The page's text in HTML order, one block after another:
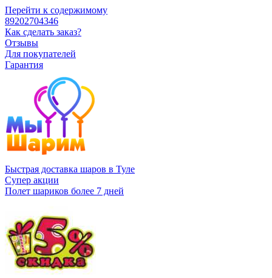
Перейти к содержимому
89202704346
Как сделать заказ?
Отзывы
Для покупателей
Гарантия
Быстрая доставка шаров в Туле
Супер акции
Полет шариков более 7 дней